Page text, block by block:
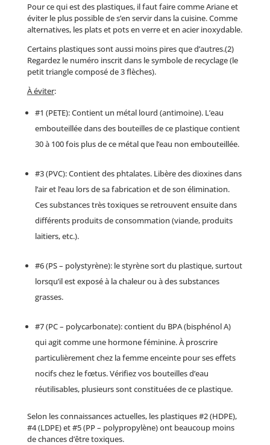
Pour ce qui est des plastiques, il faut faire comme Ariane et
éviter le plus possible de s’en servir dans la cuisine. Comme
alternatives, les plats et pots en verre et en acier inoxydable.
Certains plastiques sont aussi moins pires que d’autres.(2)
Regardez le numéro inscrit dans le symbole de recyclage (le
petit triangle composé de 3 flèches).
À éviter:
#1 (PETE): Contient un métal lourd (antimoine). L’eau
embouteillée dans des bouteilles de ce plastique contient
30 à 100 fois plus de ce métal que l’eau non embouteillée.
#3 (PVC): Contient des phtalates. Libère des dioxines dans
l’air et l’eau lors de sa fabrication et de son élimination.
Ces substances très toxiques se retrouvent ensuite dans
différents produits de consommation (viande, produits
laitiers, etc.).
#6 (PS – polystyrène): le styrène sort du plastique, surtout
lorsqu’il est exposé à la chaleur ou à des substances
grasses.
#7 (PC – polycarbonate): contient du BPA (bisphénol A)
qui agit comme une hormone féminine. À proscrire
particulièrement chez la femme enceinte pour ses effets
nocifs chez le fœtus. Vérifiez vos bouteilles d’eau
réutilisables, plusieurs sont constituées de ce plastique.
Selon les connaissances actuelles, les plastiques #2 (HDPE),
#4 (LDPE) et #5 (PP – polypropylène) ont beaucoup moins
de chances d’être toxiques.